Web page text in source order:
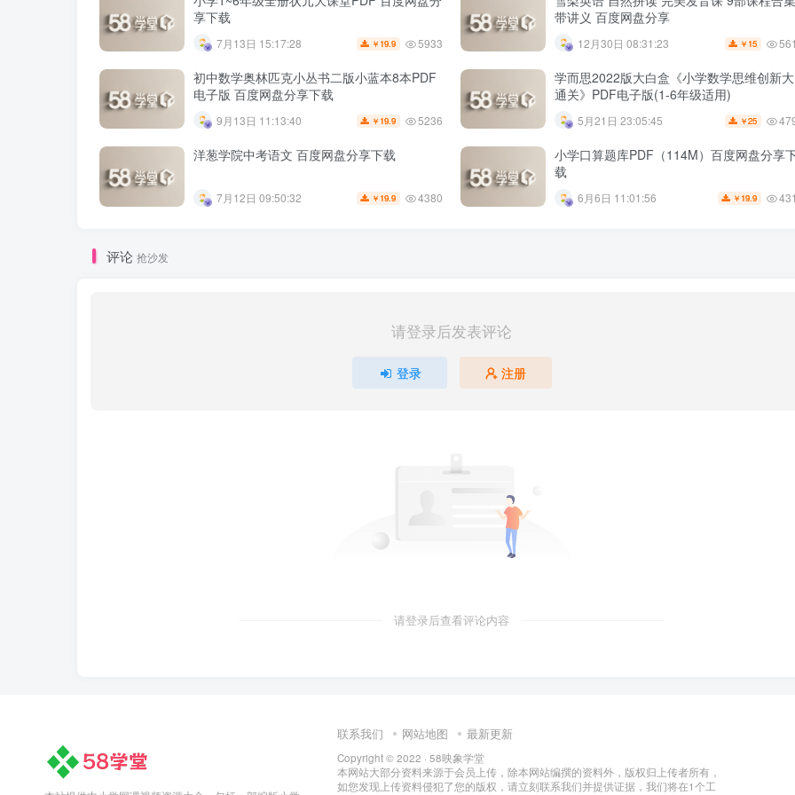
享下载
7月13日 15:17:28 ￥ 19.9 5933
带讲义 百度网盘分享
12月30日 08:31:23 ￥ 15
初中数学奥林匹克小丛书二版小蓝本8本PDF
电子版 百度网盘分享下载
9月13日 11:13:40 ￥ 19.9 5236
学而思2022版大白盒《小学数学思维创新大
通关》PDF电子版(1-6年级适用)
5月21日 23:05:45 ￥25
洋葱学院中考语文 百度网盘分享下载
7月12日 09:50:32 ￥ 19.9 4380
小学口算题库PDF（114M）百度网盘分享
载
6月6日 11:01:56 ￥ 19.9
评论 抢沙发
请登录后发表评论
登录 注册
请登录后查看评论内容
联系我们 网站地图 最新更新
Copyright © 2022 · 58映象学堂
本网站大部分资料来源于会员上传，除本网站编撰的资料外，版权归上传者所有，
如您发现上传资料侵犯了您的版权，请立刻联系我们并提供证据，我们将在1个工